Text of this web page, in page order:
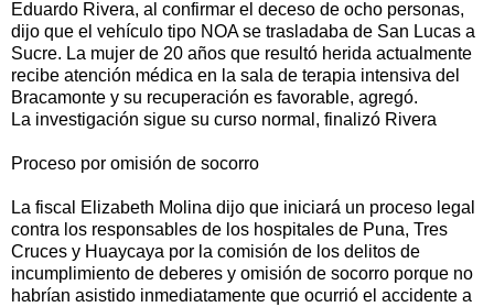
Eduardo Rivera, al confirmar el deceso de ocho personas,
dijo que el vehículo tipo NOA se trasladaba de San Lucas a
Sucre. La mujer de 20 años que resultó herida actualmente
recibe atención médica en la sala de terapia intensiva del
Bracamonte y su recuperación es favorable, agregó.
La investigación sigue su curso normal, finalizó Rivera
Proceso por omisión de socorro
La fiscal Elizabeth Molina dijo que iniciará un proceso legal
contra los responsables de los hospitales de Puna, Tres
Cruces y Huaycaya por la comisión de los delitos de
incumplimiento de deberes y omisión de socorro porque no
habrían asistido inmediatamente que ocurrió el accidente a